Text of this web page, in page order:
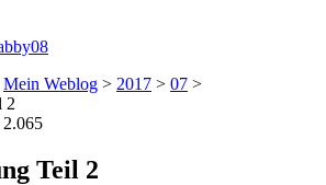
Mein Weblog > 2017 > 07 >
2
2.065
Teil 2